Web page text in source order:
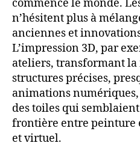
commence le monde.
n’hésitent plus à
anciennes et
L’impression 3D, par
ateliers, transformant
structures précises,
animations
des toiles qui
frontière entre peinture
et virtuel.